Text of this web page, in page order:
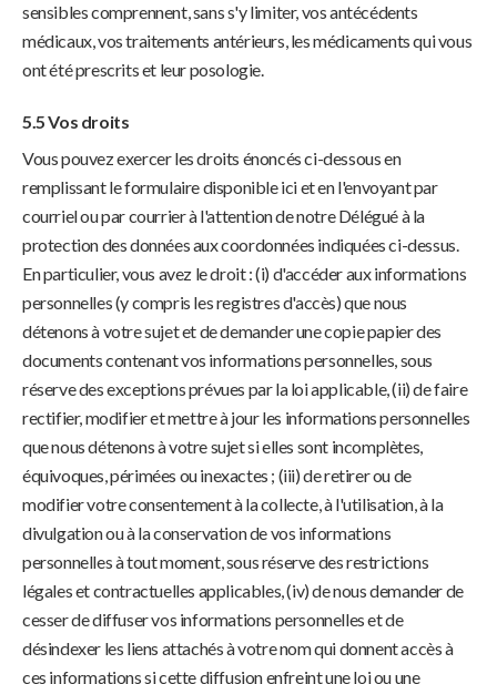
sensibles comprennent, sans s'y limiter, vos antécédents
médicaux, vos traitements antérieurs, les médicaments qui vous
ont été prescrits et leur posologie.
5.5 Vos droits
Vous pouvez exercer les droits énoncés ci-dessous en
remplissant le formulaire disponible ici et en l'envoyant par
courriel ou par courrier à l'attention de notre Délégué à la
protection des données aux coordonnées indiquées ci-dessus.
En particulier, vous avez le droit : (i) d'accéder aux informations
personnelles (y compris les registres d'accès) que nous
détenons à votre sujet et de demander une copie papier des
documents contenant vos informations personnelles, sous
réserve des exceptions prévues par la loi applicable, (ii) de faire
rectifier, modifier et mettre à jour les informations personnelles
que nous détenons à votre sujet si elles sont incomplètes,
équivoques, périmées ou inexactes ; (iii) de retirer ou de
modifier votre consentement à la collecte, à l'utilisation, à la
divulgation ou à la conservation de vos informations
personnelles à tout moment, sous réserve des restrictions
légales et contractuelles applicables, (iv) de nous demander de
cesser de diffuser vos informations personnelles et de
désindexer les liens attachés à votre nom qui donnent accès à
ces informations si cette diffusion enfreint une loi ou une